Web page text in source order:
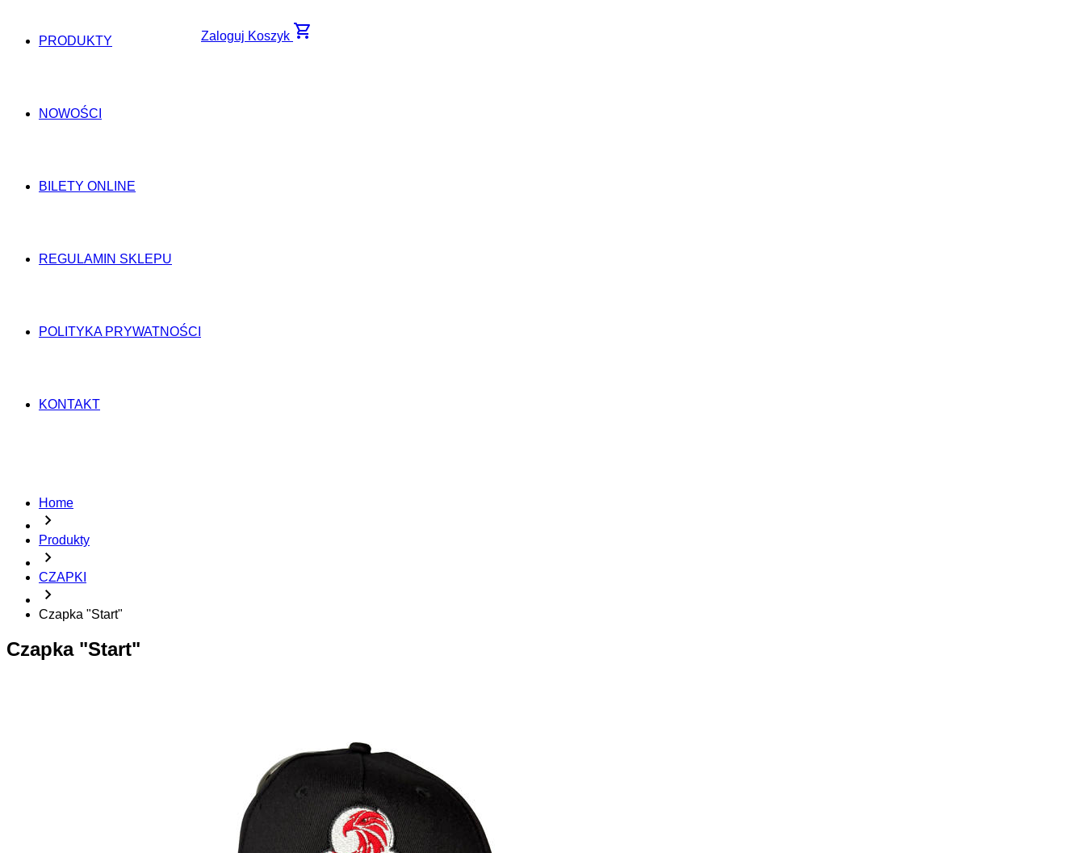
PRODUKTY
NOWOŚCI
BILETY ONLINE
REGULAMIN SKLEPU
POLITYKA PRYWATNOŚCI
KONTAKT
Zaloguj Koszyk shopping_cart
Home
chevron_right
Produkty
chevron_right
CZAPKI
chevron_right
Czapka "Start"
Czapka "Start"